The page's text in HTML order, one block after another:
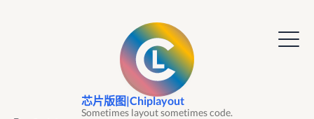
芯片版图|Chiplayout
Sometimes layout sometimes code.